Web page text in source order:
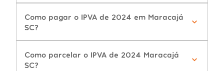
Como pagar o IPVA de 2024 em Maracajá
SC?
Como parcelar o IPVA de 2024 Maracajá
SC?